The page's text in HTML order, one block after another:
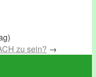
zu sein? →